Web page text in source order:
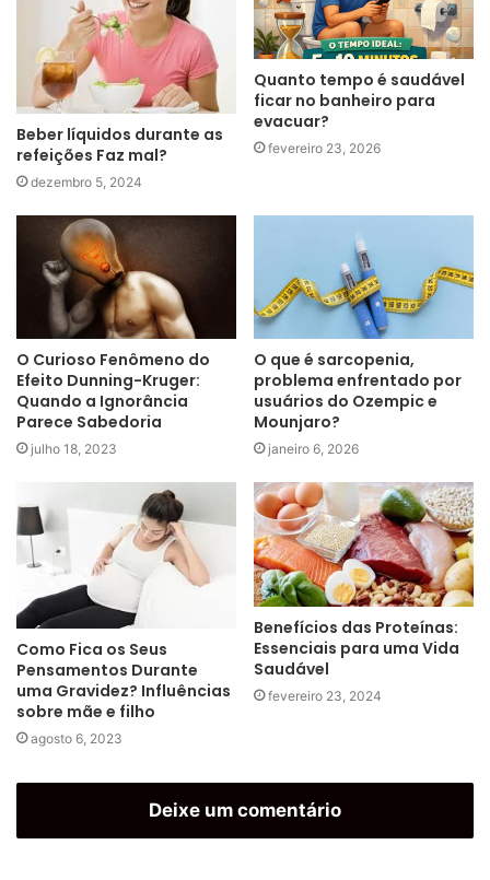
Beber líquidos durante as
refeições Faz mal?
dezembro 5, 2024
Quanto tempo é saudável
ficar no banheiro para
evacuar?
fevereiro 23, 2026
O Curioso Fenômeno do
Efeito Dunning-Kruger:
Quando a Ignorância
Parece Sabedoria
julho 18, 2023
O que é sarcopenia,
problema enfrentado por
usuários do Ozempic e
Mounjaro?
janeiro 6, 2026
Como Fica os Seus
Pensamentos Durante
uma Gravidez? Influências
sobre mãe e filho
agosto 6, 2023
Benefícios das Proteínas:
Essenciais para uma Vida
Saudável
fevereiro 23, 2024
Deixe um comentário